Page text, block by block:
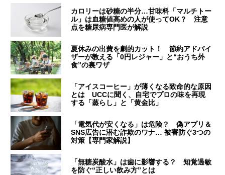
カロリーは砂糖の半分…甘味料「マルチトー
ル」は血糖値高めの人が使ってOK？ 注意
点を糖尿病専門医が解説
夏休みの出費を劇的カット！ 節約アドバイ
ザーが教える「0円レジャー」と“おうち外
食”の裏ワザ
「アイスコーヒー」が薄くなる致命的な原因
とは UCCに聞く、自宅でプロの味を再現
する「蒸らし」と「黄金比」
「電気代が安くなる」は危険？ 偽アプリ＆
SNS広告に潜む詐欺のワナ… 被害防ぐ3つの
対策【専門家解説】
「無糖炭酸水」は歯に影響する？ 知覚過敏
を防ぐ“正しい飲み方”とは